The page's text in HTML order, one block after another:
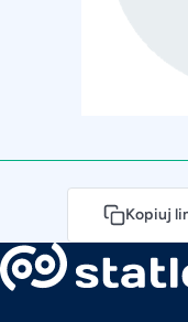
Kopiuj